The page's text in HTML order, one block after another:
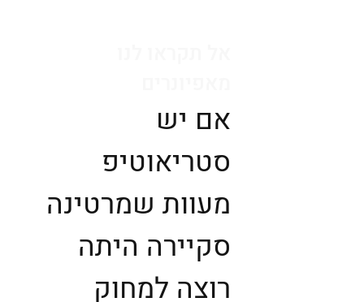
אם יש
סטריאוטיפ
מעוות שמרטינה
סקיירה היתה
רוצה למחוק